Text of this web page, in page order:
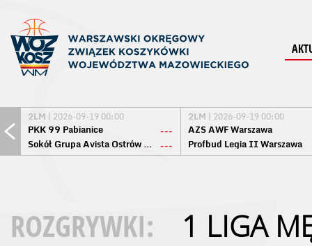
2LM | 2026-09-19 00:00
PKK 99 Pabianice
---
Sokół Grupa Avista Ostrów Maz. ---
2LM | 2026-09-19 00:00
AZS AWF Warszawa
Profbud Legia II Warszawa
ROZGRYWKI: 1 LIGA